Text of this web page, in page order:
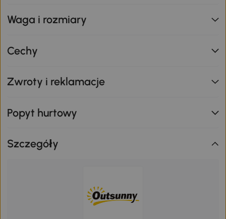
Waga i rozmiary
Cechy
Zwroty i reklamacje
Popyt hurtowy
Szczegóły